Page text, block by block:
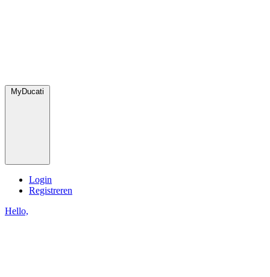
MyDucati
Login
Registreren
Hello,